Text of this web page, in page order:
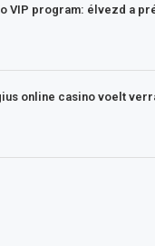
VIP program: élvezd a
online casino voelt